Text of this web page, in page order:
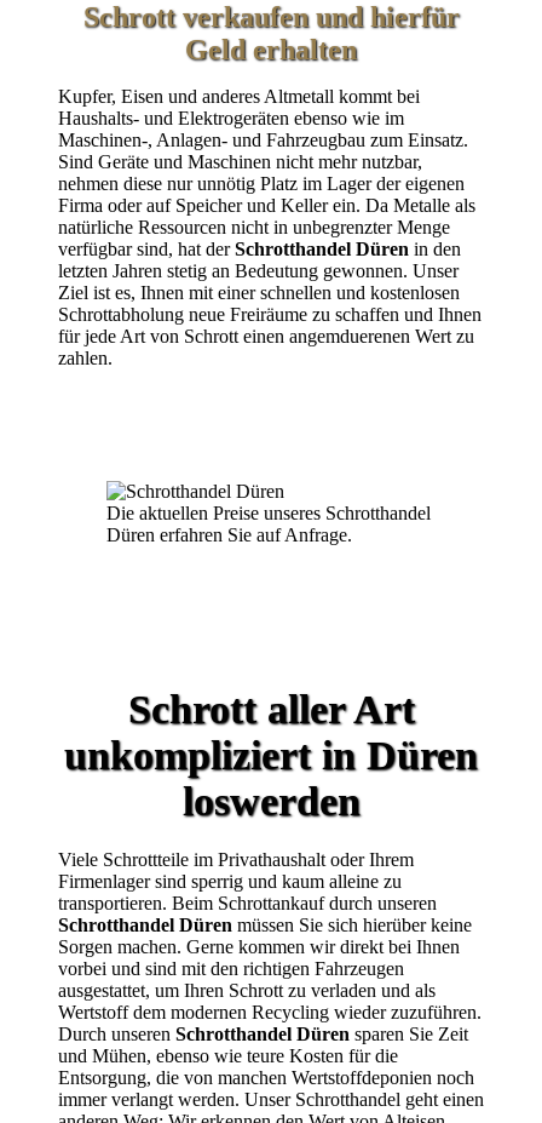
Schrott verkaufen und hierfür
Geld erhalten
Kupfer, Eisen und anderes Altmetall kommt bei
Haushalts- und Elektrogeräten ebenso wie im
Maschinen-, Anlagen- und Fahrzeugbau zum Einsatz.
Sind Geräte und Maschinen nicht mehr nutzbar,
nehmen diese nur unnötig Platz im Lager der eigenen
Firma oder auf Speicher und Keller ein. Da Metalle als
natürliche Ressourcen nicht in unbegrenzter Menge
verfügbar sind, hat derSchrotthandel Düren in den
letzten Jahren stetig an Bedeutung gewonnen. Unser
Ziel ist es, Ihnen mit einer schnellen und kostenlosen
Schrottabholung neue Freiräume zu schaffen und Ihnen
für jede Art von Schrott einen angemduerenen Wert zu
zahlen.
Die aktuellen Preise unseres Schrotthandel
Düren erfahren Sie auf Anfrage.
Schrott aller Art
unkompliziert in Düren
loswerden
Viele Schrottteile im Privathaushalt oder Ihrem
Firmenlager sind sperrig und kaum alleine zu
transportieren. Beim Schrottankauf durch unseren
Schrotthandel Düren müssen Sie sich hierüber keine
Sorgen machen. Gerne kommen wir direkt bei Ihnen
vorbei und sind mit den richtigen Fahrzeugen
ausgestattet, um Ihren Schrott zu verladen und als
Wertstoff dem modernen Recycling wieder zuzuführen.
Durch unseren Schrotthandel Düren sparen Sie Zeit
und Mühen, ebenso wie teure Kosten für die
Entsorgung, die von manchen Wertstoffdeponien noch
immer verlangt werden. Unser Schrotthandel geht einen